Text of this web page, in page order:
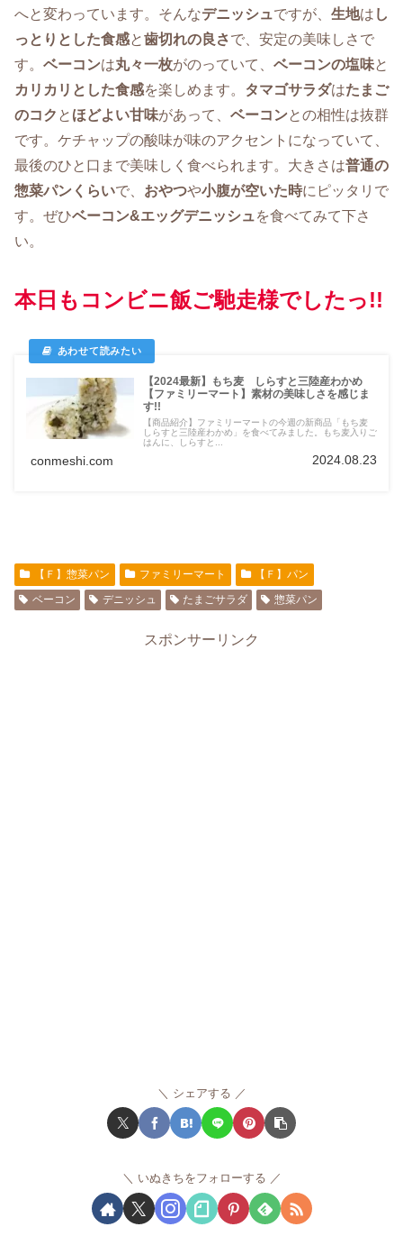
へと変わっています。そんなデニッシュですが、 生地は し
っとりとした食感と歯切れの良さで、安定の美味しさで
す。 ベーコンは丸々一枚がのっていて、 ベーコンの塩味と
カリカリとした食感を楽しめます。 タマゴサラダはたまご
のコク と ほどよい甘味があって、 ベーコンとの相性は抜群
です。ケチャップの酸味が味のアクセントになっていて、
最後のひと口まで美味しく食べられます。大きさは普通の
惣菜パンくらいで、 おやつや小腹が空いた時にピッタリで
す。ぜひベーコン&エッグデニッシュ を食べてみて下さ
い。
本日もコンビニ飯ご馳走様でしたっ!!
【2024最新】もち麦 しらすと三陸産わかめ
【ファミリーマート】素材の美味しさを感じま
す!!
【商品紹介】ファミリーマートの今週の新商品「もち麦
しらすと三陸産わかめ」を食べてみました。もち麦入りご
はんに、しらすと...
conmeshi.com 2024.08.23
【Ｆ】惣菜パン ファミリーマート
【Ｆ】パン
ベーコン
デニッシュ たまごサラダ 惣菜パン
スポンサーリンク
シェアする
いぬきちをフォローする